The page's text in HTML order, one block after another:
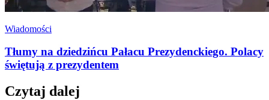
Wiadomości
Tłumy na dziedzińcu Pałacu Prezydenckiego. Polacy
świętują z prezydentem
Czytaj dalej